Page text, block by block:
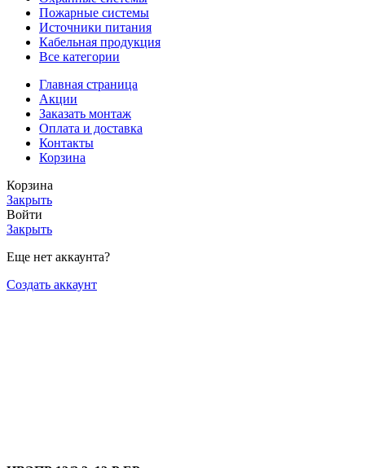
Пожарные системы
Источники питания
Кабельная продукция
Все категории
Главная страница
Акции
Заказать монтаж
Оплата и доставка
Контакты
Корзина
Корзина
Закрыть
Войти
Закрыть
Еще нет аккаунта?
Создать аккаунт